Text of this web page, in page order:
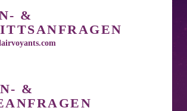
&
&